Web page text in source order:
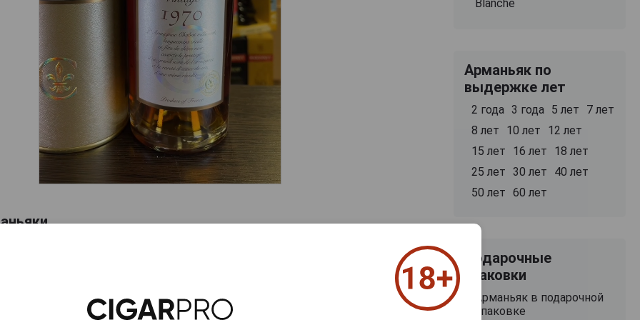
Blanche
Арманьяк по
выдержке лет
2 года 3 года 5 лет
7 лет
8 лет
10 лет
12 лет
15 лет
16 лет
18 лет
25 лет 30 лет
40 лет
50 лет 60 лет
Подарочные
упаковки
Арманьяк в подарочной
упаковке